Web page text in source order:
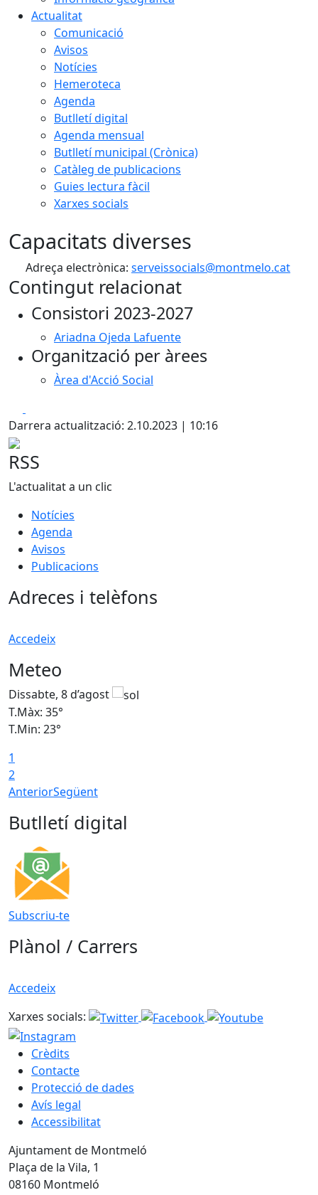
Actualitat
Comunicació
Avisos
Notícies
Hemeroteca
Agenda
Butlletí digital
Agenda mensual
Butlletí municipal (Crònica)
Catàleg de publicacions
Guies lectura fàcil
Xarxes socials
Capacitats diverses
Adreça electrònica: serveissocials@montmelo.cat
Contingut relacionat
Consistori 2023-2027
Ariadna Ojeda Lafuente
Organització per àrees
Àrea d'Acció Social
Darrera actualització: 2.10.2023 | 10:16
RSS
L'actualitat a un clic
Notícies
Agenda
Avisos
Publicacions
Adreces i telèfons
Accedeix
Meteo
Dissabte, 8 d’agost
T.Màx: 35°
T.Min: 23°
1
2
AnteriorSegüent
Butlletí digital
Subscriu-te
Plànol / Carrers
Accedeix
Xarxes socials:
Crèdits
Contacte
Protecció de dades
Avís legal
Accessibilitat
Ajuntament de Montmeló
Plaça de la Vila, 1
08160 Montmeló